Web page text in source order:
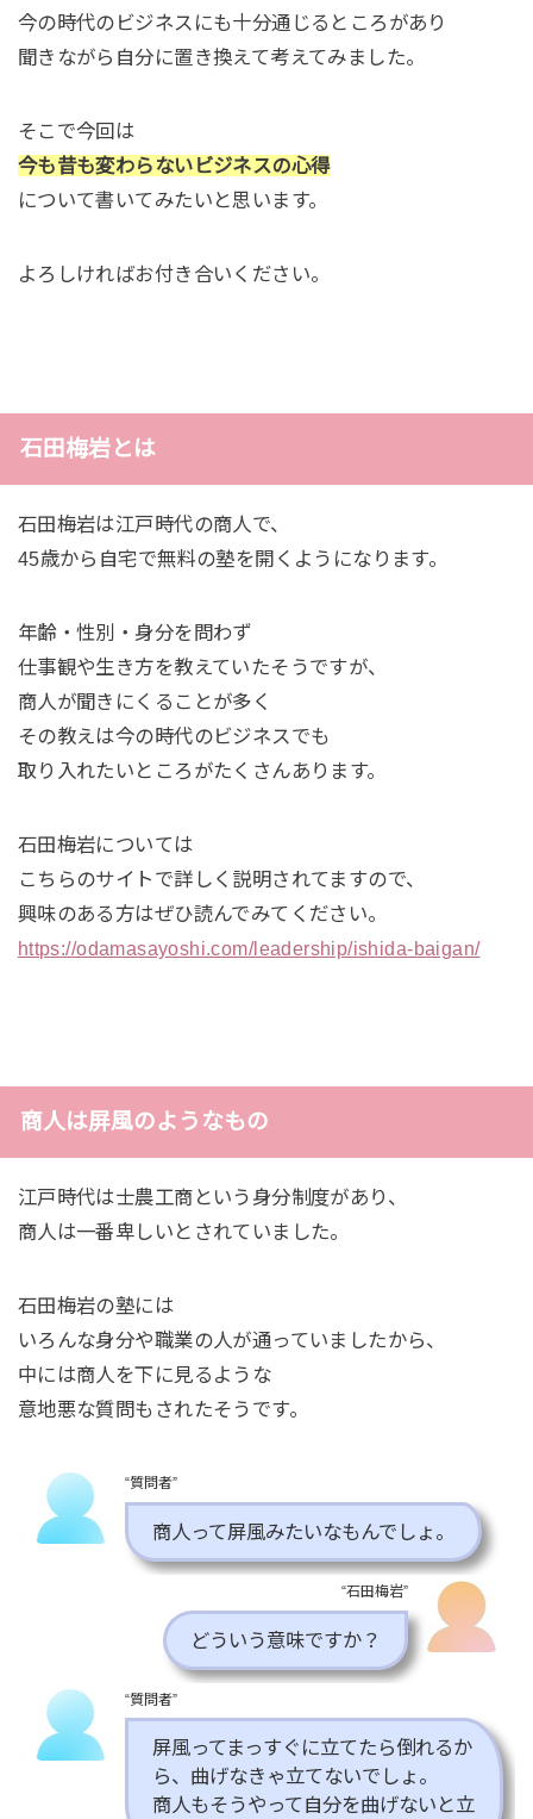
今の時代のビジネスにも十分通じるところがあり
聞きながら自分に置き換えて考えてみました。
そこで今回は
今も昔も変わらないビジネスの心得
について書いてみたいと思います。
よろしければお付き合いください。
石田梅岩とは
石田梅岩は江戸時代の商人で、
45歳から自宅で無料の塾を開くようになります。
年齢・性別・身分を問わず
仕事観や生き方を教えていたそうですが、
商人が聞きにくることが多く
その教えは今の時代のビジネスでも
取り入れたいところがたくさんあります。
石田梅岩については
こちらのサイトで詳しく説明されてますので、
興味のある方はぜひ読んでみてください。
https://odamasayoshi.com/leadership/ishida-baigan/
商人は屏風のようなもの
江戸時代は士農工商という身分制度があり、
商人は一番卑しいとされていました。
石田梅岩の塾には
いろんな身分や職業の人が通っていましたから、
中には商人を下に見るような
意地悪な質問もされたそうです。
“質問者”
商人って屏風みたいなもんでしょ。
“石田梅岩”
どういう意味ですか？
“質問者”
屏風ってまっすぐに立てたら倒れるか
ら、曲げなきゃ立てないでしょ。
商人もそうやって自分を曲げないと立